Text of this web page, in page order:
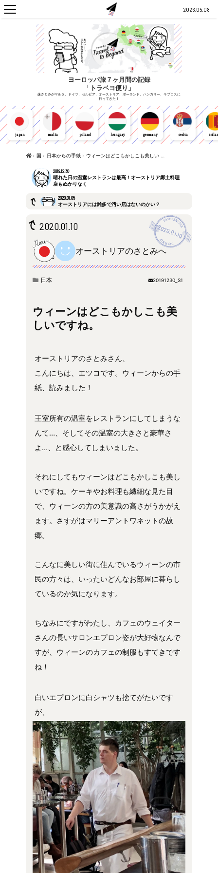
2026.05.08
ヨーロッパ旅７ヶ月間の記録
「トラベヨ便り」
妹さとみがマルタ、ドイツ、セルビア、オーストリア、ポーランド、ハンガリー、キプロスに
行ってきた！
japan malta poland hungary germany serbia
› 国 › 日本からの手紙 › ウィーンはどこもかしこも美しい …
2019.12.30
晴れた日の温室レストランは最高！オーストリア郷土料理
店もぬかりなく
2020.01.05
オーストリアには雑多で汚い店はないのかい？
2020.01.10 2020.01.10
オーストリアのさとみへ
日本 20191230_S1
ウィーンはどこもかしこも美
しいですね。
オーストリアのさとみさん、
こんにちは、エツコです。ウィーンからの手
紙、読みました！
王室所有の温室をレストランにしてしまうな
んて…、そしてその温室の大きさと豪華さ
よ…、と感心してしまいました。
それにしてもウィーンはどこもかしこも美し
いですね。ケーキやお料理も繊細な見た目
で、ウィーンの方の美意識の高さがうかがえ
ます。さすがはマリーアントワネットの故
郷。
こんなに美しい街に住んでいるウィーンの市
民の方々は、いったいどんなお部屋に暮らし
ているのか気になります。
ちなみにですがわたし、カフェのウェイター
さんの長いサロンエプロン姿が大好物なんで
すが、ウィーンのカフェの制服もすてきです
ね！
白いエプロンに白シャツも捨てがたいです
が、